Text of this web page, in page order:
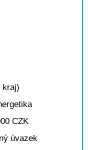
kraj)
CZK
úvazek